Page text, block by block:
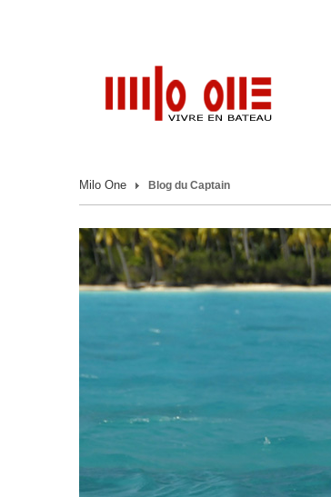
Milo One Blog du Captain